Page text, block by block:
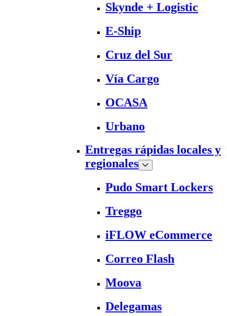
Skynde + Logistic
E-Ship
Cruz del Sur
Vía Cargo
OCASA
Urbano
Entregas rápidas locales y
regionales
Pudo Smart Lockers
Treggo
iFLOW eCommerce
Correo Flash
Moova
Delegamas